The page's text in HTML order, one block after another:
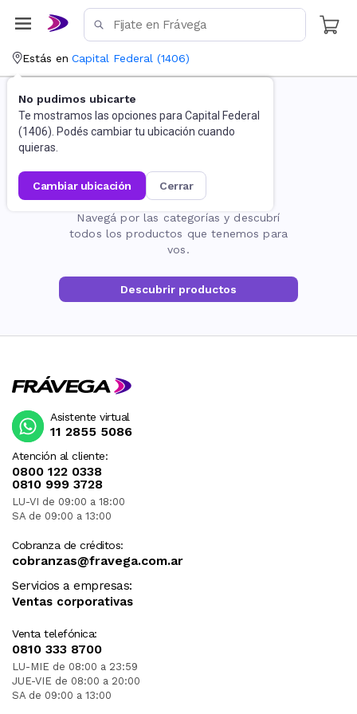
Estás en Capital Federal (1406)
No pudimos ubicarte
Te mostramos las opciones para Capital Federal
(1406). Podés cambiar tu ubicación cuando
quieras.
cambiar ubicación cerrar
La página no existe
Navegá por las categorías y descubrí
todos los productos que tenemos para
vos.
Descubrir productos
Atención al cliente:
0800 122 0338
0810 999 3728
LU-VI de 09:00 a 18:00
SA de 09:00 a 13:00
Cobranza de créditos:
cobranzas@fravega.com.ar
Servicios a empresas:
Ventas corporativas
Venta telefónica:
0810 333 8700
LU-MIE de 08:00 a 23:59
JUE-VIE de 08:00 a 20:00
SA de 09:00 a 13:00
Asistente virtual
11 2855 5086